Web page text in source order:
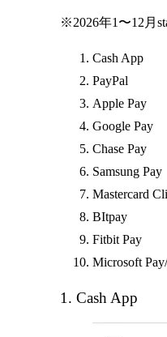
※2026年1〜12月
Cash App
PayPal
Apple Pay
Google Pay
Chase Pay
Samsung Pay
Mastercard
BItpay
Fitbit Pay
Microsoft
1. Cash App